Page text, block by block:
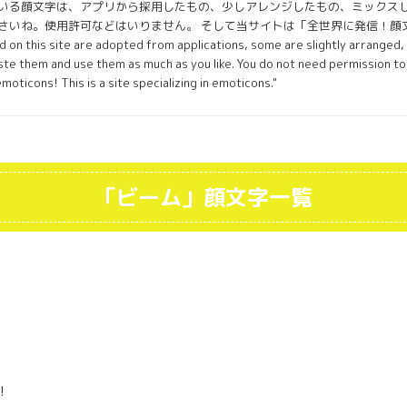
る顔文字は、アプリから採用したもの、少しアレンジしたもの、ミックス
いね。使用許可などはいりません。 そして当サイトは「全世界に発信！
on this site are adopted from applications, some are slightly
them and use them as much as you like. You do not need permission
This is a site specializing in emoticons."
「ビーム」顔文字一覧